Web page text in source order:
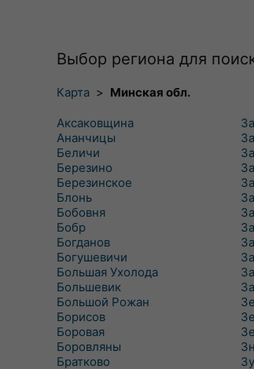
Выбор региона для
Карта > Минская обл.
Аксаковщина
Ананчицы
Беличи
Березино
Березинское
Блонь
Бобовня
Бобр
Богданов
Богушевичи
Большая Ухолода
Большевик
Большой Рожан
Борисов
Боровая
Боровляны
Братково